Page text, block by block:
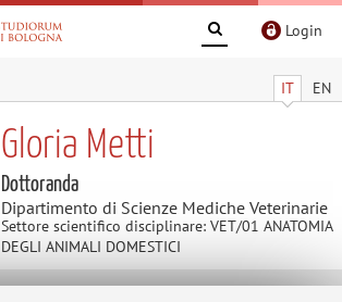
Login
IT EN
Gloria Metti
Dottoranda
Dipartimento di Scienze Mediche Veterinarie
Settore scientifico disciplinare: VET/01 ANATOMIA
DEGLI ANIMALI DOMESTICI